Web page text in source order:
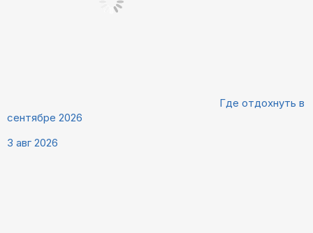
Где отдохнуть в
сентябре 2026
3 авг 2026